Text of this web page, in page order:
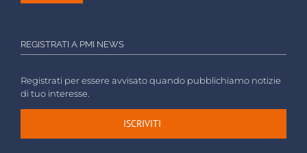
REGISTRATI A PMI NEWS
Registrati per essere avvisato quando pubblichiamo notizie
di tuo interesse.
ISCRIVITI